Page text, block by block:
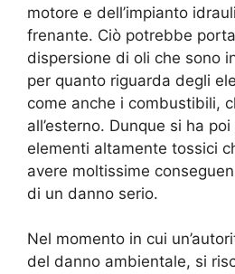
motore e dell’impianto
frenante. Ciò potrebbe
dispersione di oli che sono
per quanto riguarda degli
come anche i combustibili,
all’esterno. Dunque si ha
elementi altamente tossici
avere moltissime
di un danno serio.
Nel momento in cui
del danno ambientale, si